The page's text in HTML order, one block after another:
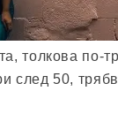
толкова по-
след 50,